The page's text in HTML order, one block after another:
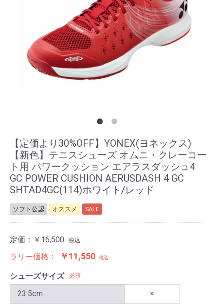
【定価より30%OFF】YONEX(ヨネックス)
【新色】テニスシューズ オムニ・クレーコー
ト用 パワークッション エアラスダッシュ4
GC POWER CUSHION AERUSDASH 4 GC
SHTAD4GC(114)ホワイト/レッド
ソフト公認 オススメ SALE
定価： ￥16,500 税込
ラリー価格： ￥11,550 税込
シューズサイズ 必須
23.5cm ×